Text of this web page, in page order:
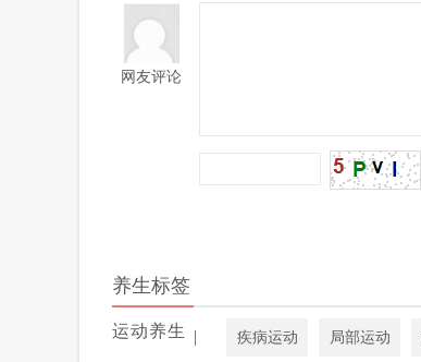
网友评论
养生标签
运动养生 | 疾病运动 局部运动